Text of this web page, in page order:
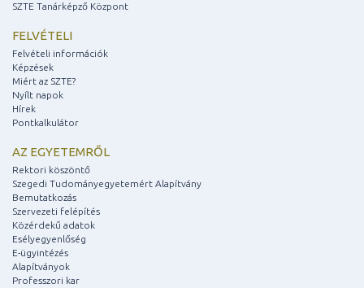
SZTE Tanárképző Központ
FELVÉTELI
Felvételi információk
Képzések
Miért az SZTE?
Nyílt napok
Hírek
Pontkalkulátor
AZ EGYETEMRŐL
Rektori köszöntő
Szegedi Tudományegyetemért Alapítvány
Bemutatkozás
Szervezeti felépítés
Közérdekű adatok
Esélyegyenlőség
E-ügyintézés
Alapítványok
Professzori kar